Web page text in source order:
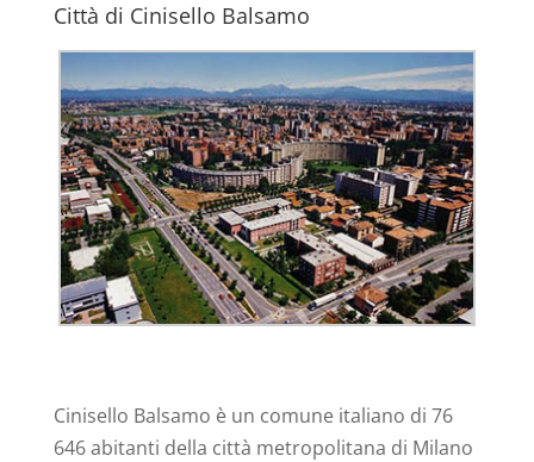
Città di Cinisello Balsamo
Cinisello Balsamo è un comune italiano di 76
646 abitanti della città metropolitana di Milano